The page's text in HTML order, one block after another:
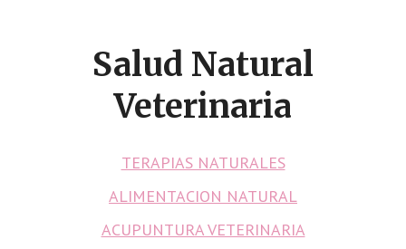
Salud Natural
Veterinaria
TERAPIAS NATURALES
ALIMENTACION NATURAL
ACUPUNTURA VETERINARIA